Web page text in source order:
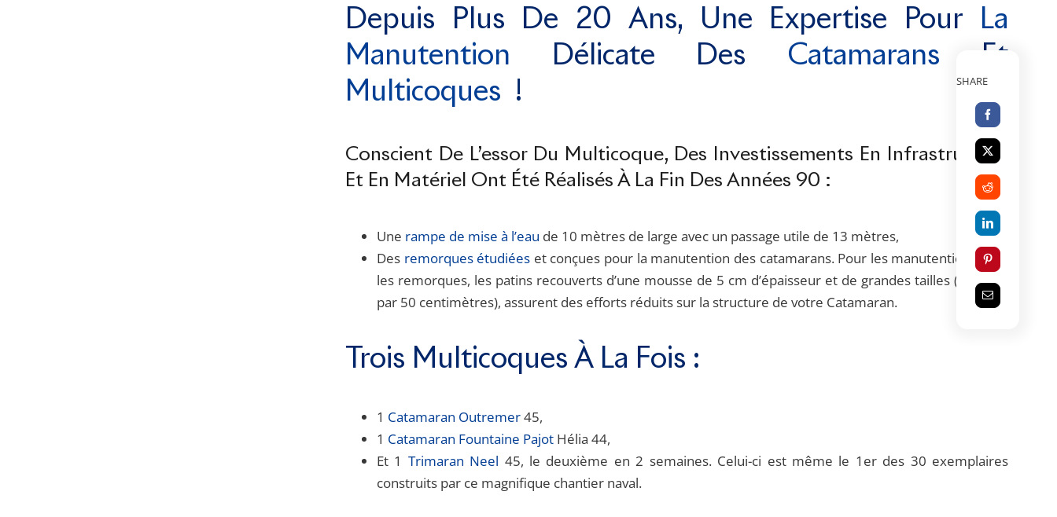
Depuis Plus De 20 Ans, Une Expertise Pour
La
Manutention Délicate Des Catamarans Et
Multicoques !
Conscient De L’essor Du Multicoque, Des Investissements En Infrastructure
Et En Matériel Ont Été Réalisés À La Fin Des Années 90 :
Une rampe de mise à l’eau de 10 mètres de large avec un passage utile de 13 mètres,
Des remorques étudiées et conçues pour la manutention des catamarans. Pour les manutentions avec
les remorques, les patins recouverts d’une mousse de 5 cm d’épaisseur et de grandes tailles (1 mètre
par 50 centimètres), assurent des efforts réduits sur la structure de votre Catamaran.
Trois Multicoques À La Fois :
1 Catamaran Outremer45,
1 Catamaran Fountaine PajotHélia 44,
Et 1 Trimaran Neel 45, le deuxième en 2 semaines. Celui-ci est même le 1er des 30 exemplaires
construits par ce magnifique chantier naval.
SHARE